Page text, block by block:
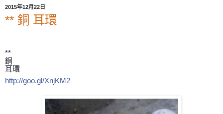
2015年12月22日
** 銅 耳環
**
銅
耳環
http://goo.gl/XnjKM2